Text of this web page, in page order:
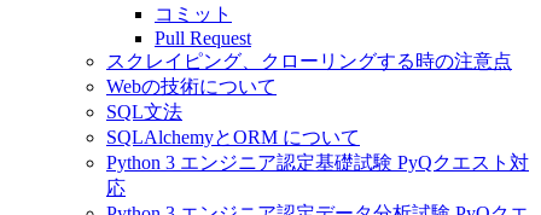
コミット
Pull Request
スクレイピング、クローリングする時の注意点
Webの技術について
SQL文法
SQLAlchemyとORM について
Python 3 エンジニア認定基礎試験 PyQクエスト対
応